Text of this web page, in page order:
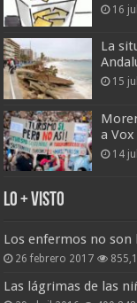
16
La
15
a
14
Lo + Visto
Los enfermos no son
26 febrero 2017
Las lágrimas de las